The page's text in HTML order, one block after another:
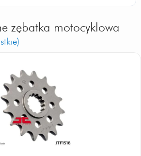
zębatka motocyklowa